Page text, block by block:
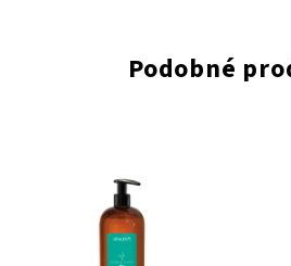
Podobné